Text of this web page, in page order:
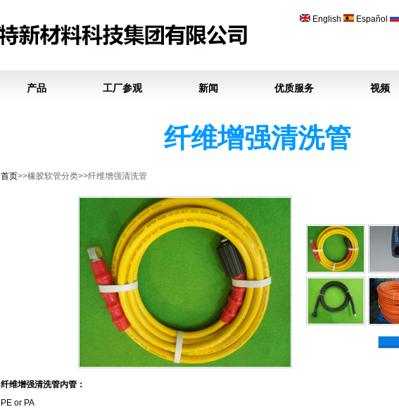
English Español
产品 工厂参观 新闻 优质服务 视频
纤维增强清洗管
首页>>橡胶软管分类>>纤维增强清洗管
纤维增强清洗管内管：
PE or PA